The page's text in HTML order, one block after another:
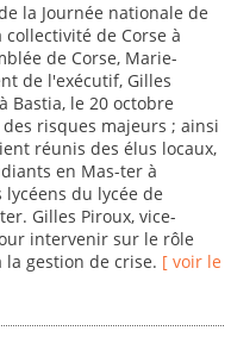
la Journée nationale de
collectivité de Corse à
de Corse, Marie-
de l'exécutif, Gilles
Bastia, le 20 octobre
risques majeurs ; ainsi
réunis des élus locaux,
en Mas-ter à
lycéens du lycée de
Gilles Piroux, vice-
intervenir sur le rôle
gestion de crise. [ voir le